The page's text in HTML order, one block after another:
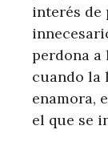
interés de
perdona a
cuando la
enamora,
el que se